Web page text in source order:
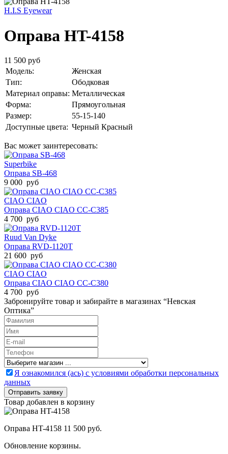
H.I.S Eyewear
Оправа HT-4158
11 500 руб
Модель:
Женская
Тип:
Ободковая
Материал оправы: Металлическая
Форма:
Прямоугольная
Размер:
55-15-140
Доступные цвета: Черный Красный
Вас может заинтересовать:
Superbike
Оправа SB-468
9 000 руб
CIAO CIAO
Оправа CIAO CIAO CC-C385
4 700 руб
Ruud Van Dyke
Оправа RVD-1120T
21 600 руб
CIAO CIAO
Оправа CIAO CIAO CC-C380
4 700 руб
Забронируйте товар и забирайте в магазинах “Невская
Оптика”
Я ознакомился (ась) с условиями обработки персональных
данных
Товар добавлен в корзину
Оправа HT-4158 11 500 руб.
Обновление корзины.